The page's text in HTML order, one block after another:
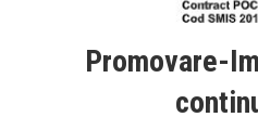
Promovare-